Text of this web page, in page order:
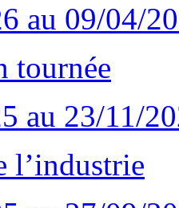
au 09/04/
tournée
au 23/11/
l’industrie